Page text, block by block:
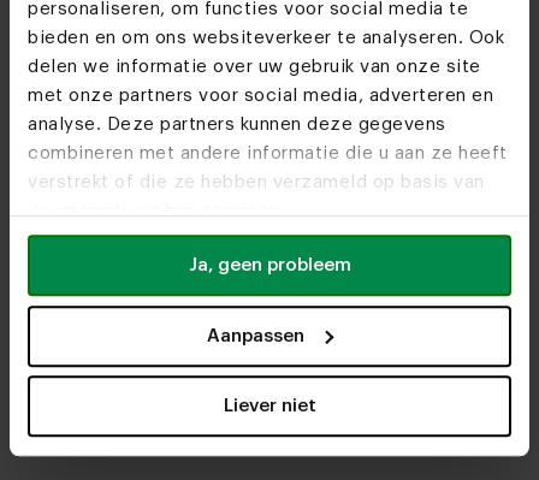
personaliseren, om functies voor social media te
bieden en om ons websiteverkeer te analyseren. Ook
delen we informatie over uw gebruik van onze site
met onze partners voor social media, adverteren en
analyse. Deze partners kunnen deze gegevens
combineren met andere informatie die u aan ze heeft
verstrekt of die ze hebben verzameld op basis van
Ja, geen probleem
Aanpassen
Liever niet